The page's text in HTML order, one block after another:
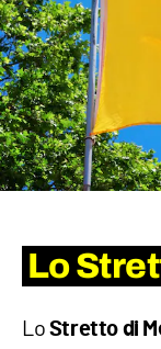
Lo
Lo Stretto di